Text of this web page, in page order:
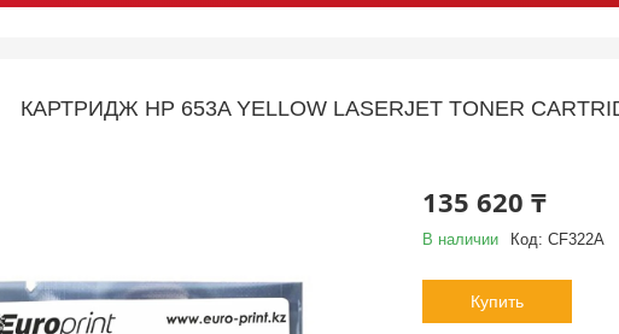
КАРТРИДЖ HP 653A YELLOW LASERJET TONER
135 620 ₸
В наличии Код: CF322A
Купить